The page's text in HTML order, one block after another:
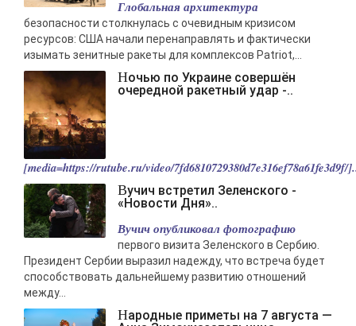
Глобальная архитектура
безопасности столкнулась с очевидным кризисом
ресурсов: США начали перенаправлять и фактически
изымать зенитные ракеты для комплексов Patriot,...
Ночью по Украине совершён
очередной ракетный удар -..
[media=https://rutube.ru/video/7fd6810729380d7e316ef78a61fe3d9f/
Вучич встретил Зеленского -
«Новости Дня»..
Вучич опубликовал фотографию
первого визита Зеленского в Сербию.
Президент Сербии выразил надежду, что встреча будет
способствовать дальнейшему развитию отношений
между...
Народные приметы на 7 августа —